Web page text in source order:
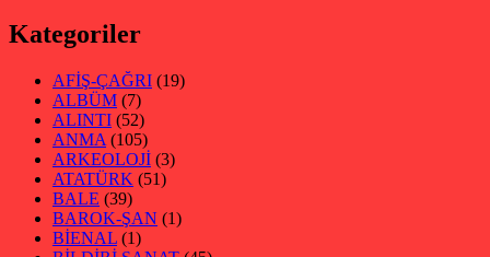
Kategoriler
AFİŞ-ÇAĞRI (19)
ALBÜM (7)
ALINTI (52)
ANMA (105)
ARKEOLOJİ (3)
ATATÜRK (51)
BALE (39)
BAROK-ŞAN (1)
BİENAL (1)